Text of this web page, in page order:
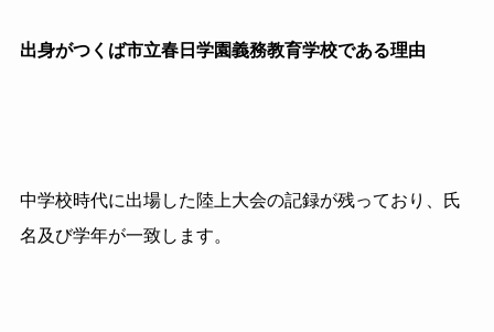
出身がつくば市立春日学園義務教育学校である理由
中学校時代に出場した陸上大会の記録が残っており、氏
名及び学年が一致します。